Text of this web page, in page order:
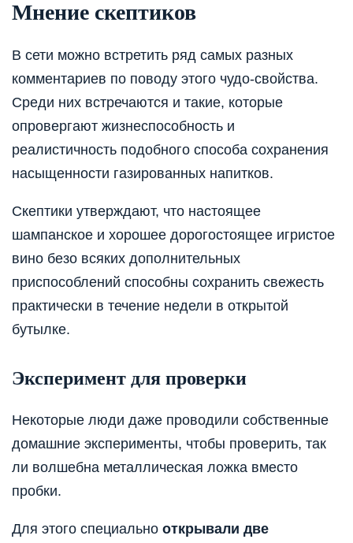
Мнение скептиков
В сети можно встретить ряд самых разных
комментариев по поводу этого чудо-свойства.
Среди них встречаются и такие, которые
опровергают жизнеспособность и
реалистичность подобного способа сохранения
насыщенности газированных напитков.
Скептики утверждают, что настоящее
шампанское и хорошее дорогостоящее игристое
вино безо всяких дополнительных
приспособлений способны сохранить свежесть
практически в течение недели в открытой
бутылке.
Эксперимент для проверки
Некоторые люди даже проводили собственные
домашние эксперименты, чтобы проверить, так
ли волшебна металлическая ложка вместо
пробки.
Для этого специально открывали две